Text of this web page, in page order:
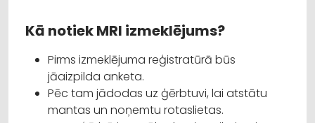
Kā notiek MRI izmeklējums?
Pirms izmeklējuma reģistratūrā būs
jāaizpilda anketa.
Pēc tam jādodas uz ģērbtuvi, lai atstātu
mantas un noņemtu rotaslietas.